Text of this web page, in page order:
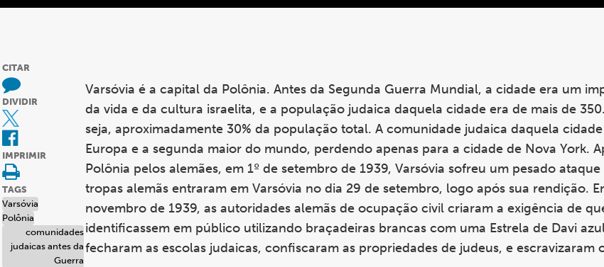
CITAR
DIVIDIR
IMPRIMIR
TAGS
Varsóvia
Polônia
comunidades
judaicas antes da
Guerra
Varsóvia é a capital da Polônia. Antes da Segunda Guerra Mundial, a cidade era um
da vida e da cultura israelita, e a população judaica daquela cidade era de mais de
seja, aproximadamente 30% da população total. A comunidade judaica daquela
Europa e a segunda maior do mundo, perdendo apenas para a cidade de Nova York.
Polônia pelos alemães, em 1º de setembro de 1939, Varsóvia sofreu um pesado
tropas alemãs entraram em Varsóvia no dia 29 de setembro, logo após sua rendição.
novembro de 1939, as autoridades alemãs de ocupação civil criaram a exigência de
identificassem em público utilizando braçadeiras brancas com uma Estrela de Davi
fecharam as escolas judaicas, confiscaram as propriedades de judeus, e escravizaram